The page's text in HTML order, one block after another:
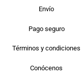
Envío
Pago seguro
Términos y condiciones
Conócenos